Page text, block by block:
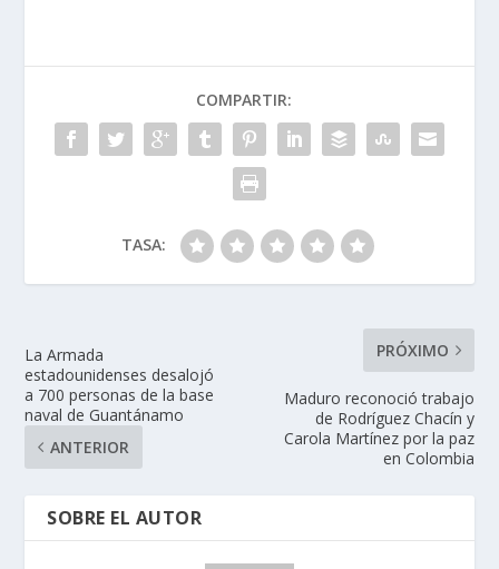
COMPARTIR:
TASA:
La Armada
estadounidenses desalojó
a 700 personas de la base
naval de Guantánamo
ANTERIOR
PRÓXIMO
Maduro reconoció trabajo
de Rodríguez Chacín y
Carola Martínez por la paz
en Colombia
SOBRE EL AUTOR